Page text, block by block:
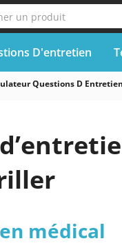
un produit
D'entretien
Questions D
médical